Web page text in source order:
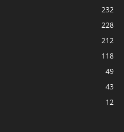
232
228
212
118
49
43
12